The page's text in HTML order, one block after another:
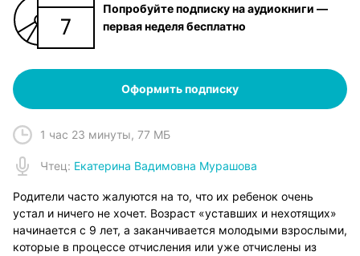
Попробуйте подписку на аудиокниги —
первая неделя бесплатно
Оформить подписку
1 час 23 минуты, 77 МБ
Чтец: Екатерина Вадимовна Мурашова
Родители часто жалуются на то, что их ребенок очень
устал и ничего не хочет. Возраст «уставших и нехотящих»
начинается с 9 лет, а заканчивается молодыми взрослыми,
которые в процессе отчисления или уже отчислены из